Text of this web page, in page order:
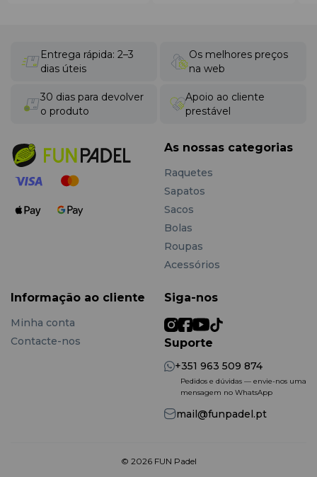
Entrega rápida: 2–3
dias úteis
Os melhores preços
na web
30 dias para devolver
o produto
Apoio ao cliente
prestável
As nossas categorias
Raquetes
Sapatos
Sacos
Bolas
Roupas
Acessórios
Informação ao cliente
Minha conta
Contacte-nos
Siga-nos
Suporte
+351 963 509 874
Pedidos e dúvidas — envie-nos uma
mensagem no WhatsApp
mail@funpadel.pt
© 2026 FUN Padel